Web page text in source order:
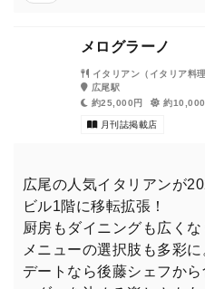
は日本料理へ
メログラーノ
イタリアン（イタリア料
ティブ・フュージョン
広尾駅
約25,000円
約10,000
月刊誌掲載店
広尾の人気イタリアンが
ビル1階に移転拡張！
厨房もダイニングも広く
メニューの選択肢も多彩に
デートなら後藤シェフか